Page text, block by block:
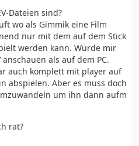
Dateien sind?
wo als Gimmik eine Film
nur mit dem auf dem Stick
werden kann. Würde mir
als auf dem PC.
auch komplett mit player auf
abspielen. Aber es muss doch
um ihn dann aufm
rat?